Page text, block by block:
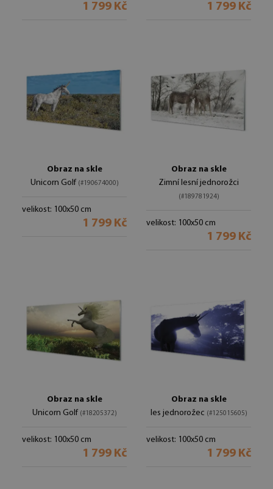
1 799 Kč 1 799 Kč
Obraz na skle
Unicorn Golf (#190674000)
velikost: 100x50 cm
1 799 Kč
Obraz na skle
Zimní lesní jednorožci
(#189781924)
velikost: 100x50 cm
1 799 Kč
Obraz na skle
Unicorn Golf (#18205372)
velikost: 100x50 cm
1 799 Kč
Obraz na skle
les jednorožec (#125015605)
velikost: 100x50 cm
1 799 Kč